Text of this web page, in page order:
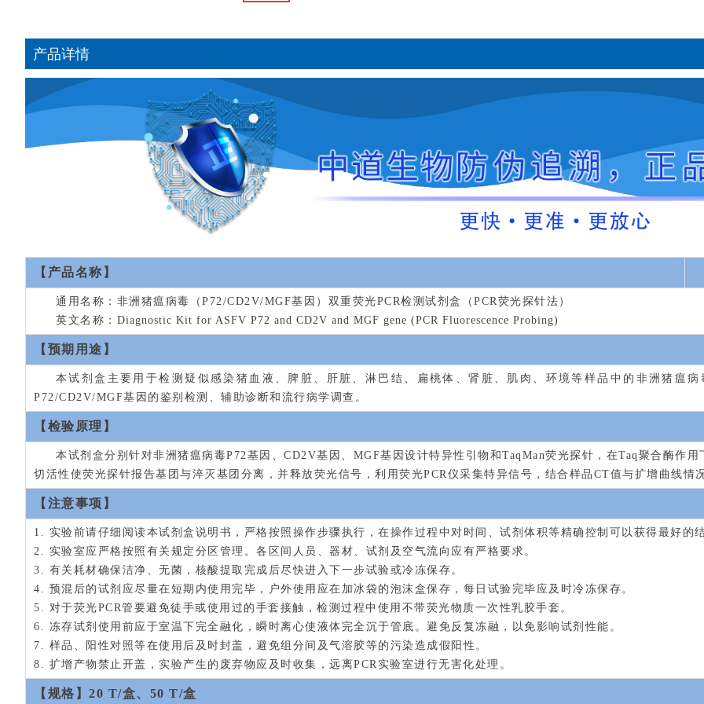
产品详情
【产品名称】
通用名称：非洲猪瘟病毒（P72/CD2V/MGF基因）双重荧光PCR检测试剂盒（PCR荧光探针法）
英文名称： Diagnostic Kit for ASFV P72 and CD2V and MGF gene (PCR Fluorescence Probing)
【预期用途】
本试剂盒主要用于检测疑似感染猪血液、脾脏、肝脏、淋巴结、扁桃体、肾脏、肌肉、环境等样品中的非洲猪瘟
P72/CD2V/MGF基因的鉴别检测、辅助诊断和流行病学调查。
【检验原理】
本试剂盒分别针对非洲猪瘟病毒P72基因、CD2V基因、MGF基因设计特异性引物和TaqMan荧光探针，在Taq聚合酶作
切活性使荧光探针报告基团与淬灭基团分离，并释放荧光信号，利用荧光PCR仪采集特异信号，结合样品CT值与扩增曲线情
【注意事项】
1. 实验前请仔细阅读本试剂盒说明书，严格按照操作步骤执行，在操作过程中对时间、试剂体积等精确控制可以获得最好的
2. 实验室应严格按照有关规定分区管理。各区间人员、器材、试剂及空气流向应有严格要求。
3. 有关耗材确保洁净、无菌，核酸提取完成后尽快进入下一步试验或冷冻保存。
4. 预混后的试剂应尽量在短期内使用完毕，户外使用应在加冰袋的泡沫盒保存，每日试验完毕应及时冷冻保存。
5. 对于荧光PCR管要避免徒手或使用过的手套接触，检测过程中使用不带荧光物质一次性乳胶手套。
6. 冻存试剂使用前应于室温下完全融化，瞬时离心使液体完全沉于管底。避免反复冻融，以免影响试剂性能。
7. 样品、阳性对照等在使用后及时封盖，避免组分间及气溶胶等的污染造成假阳性。
8. 扩增产物禁止开盖，实验产生的废弃物应及时收集，远离PCR实验室进行无害化处理。
【规格】20 T/盒、50 T/盒